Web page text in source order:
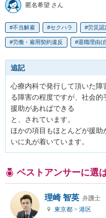
匿名希望 さん
不当解雇 セクハラ 労災認
労働・雇用契約違反 退職理由(
追記
心療内科で発行して頂いた
る障害の程度ですが、社会
援助があればできる
と、されています。
ほかの項目もほとんどが援
いに丸が着いています。
ベストアンサーに選
理崎 智英 弁護士
東京都 > 港区